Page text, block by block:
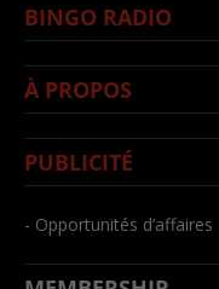
BINGO RADIO
À PROPOS
PUBLICITÉ
- Opportunités d’affaires